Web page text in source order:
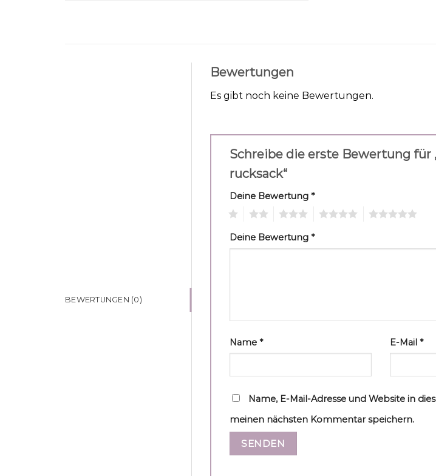
BEWERTUNGEN (0)
Bewertungen
Es gibt noch keine Bewertungen.
Schreibe die erste Bewertung für
rucksack“
Deine Bewertung *
Deine Bewertung *
Name * E-Mail*
Name, E-Mail-Adresse und Website in
meinen nächsten Kommentar speichern.